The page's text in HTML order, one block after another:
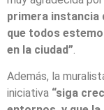
primera instancia
que todos
en la ciudad”.
Además, la
iniciativa “siga